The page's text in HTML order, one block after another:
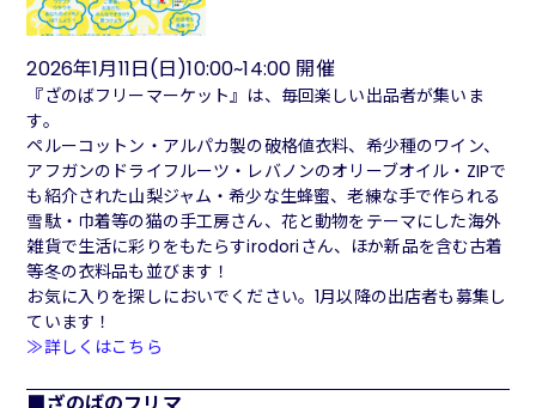
2026年1月11日(日)10:00~14:00 開催
『ざのばフリーマーケット』は、毎回楽しい出品者が集いま
す。
ペルーコットン・アルパカ製の破格値衣料、希少種のワイン、
アフガンのドライフルーツ・レバノンのオリーブオイル・ZIPで
も紹介された山梨ジャム・希少な生蜂蜜、老練な手で作られる
雪駄・巾着等の猫の手工房さん、花と動物をテーマにした海外
雑貨で生活に彩りをもたらすirodoriさん、ほか新品を含む古着
等冬の衣料品も並びます！
お気に入りを探しにおいでください。1月以降の出店者も募集し
ています！
≫詳しくはこちら